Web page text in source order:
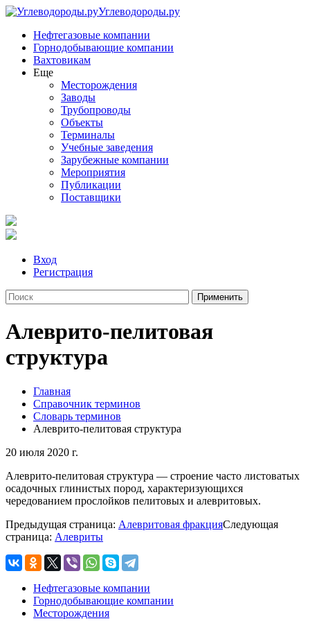
Углеводороды.ру
Нефтегазовые компании
Горнодобывающие компании
Вахтовикам
Еще
Месторождения
Заводы
Трубопроводы
Объекты
Терминалы
Учебные заведения
Зарубежные компании
Мероприятия
Публикации
Поставщики
Вход
Регистрация
Алеврито-пелитовая
структура
Главная
Справочник терминов
Словарь терминов
Алеврито-пелитовая структура
20 июля 2020 г.
Алеврито-пелитовая структура — строение часто листоватых
осадочных глинистых пород, характеризующихся
чередованием прослойков пелитовых и алевритовых.
Предыдущая страница: Алевритовая фракцияСледующая
страница: Алевриты
Нефтегазовые компании
Горнодобывающие компании
Месторождения